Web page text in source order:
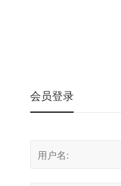
会员登录